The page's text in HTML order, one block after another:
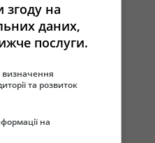
згоду на
даних,
послуги.
визначення
та розвиток
на